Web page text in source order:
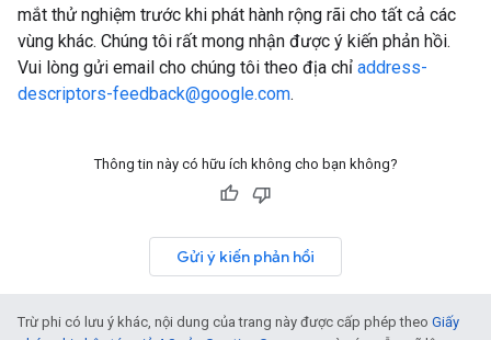
mắt thử nghiệm trước khi phát hành rộng rãi cho tất cả các
vùng khác. Chúng tôi rất mong nhận được ý kiến phản hồi.
Vui lòng gửi email cho chúng tôi theo địa chỉ address-
descriptors-feedback@google.com.
Thông tin này có hữu ích không cho bạn không?
Gửi ý kiến phản hồi
Trừ phi có lưu ý khác, nội dung của trang này được cấp phép theo Giấy